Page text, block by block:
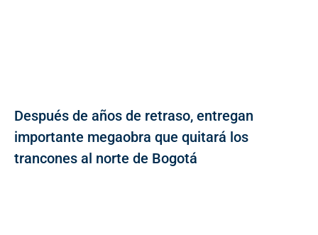
Después de años de retraso, entregan
importante megaobra que quitará los
trancones al norte de Bogotá